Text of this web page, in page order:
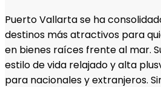
Puerto Vallarta se ha
destinos más atractivos para
en bienes raíces frente al mar.
estilo de vida relajado y alta
para nacionales y extranjeros.